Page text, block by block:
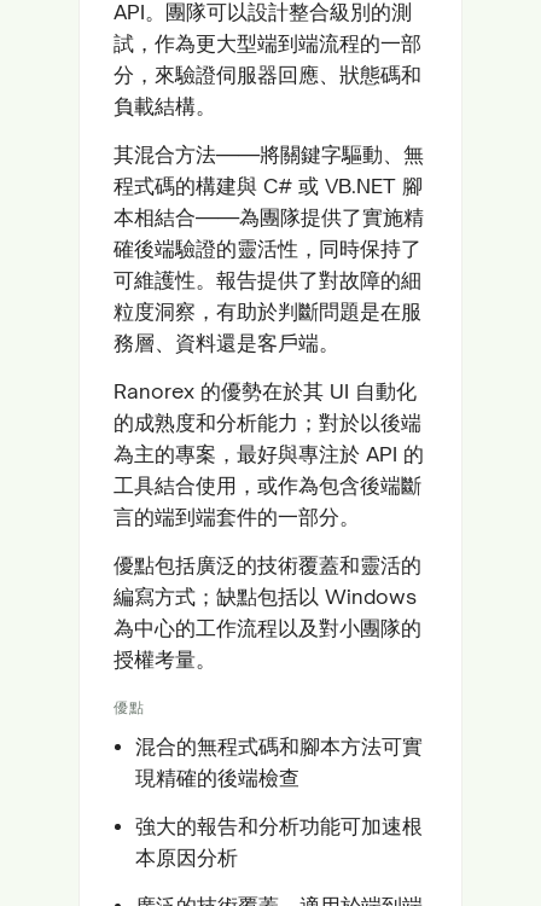
API。團隊可以設計整合級別的測
試，作為更大型端到端流程的一部
分，來驗證伺服器回應、狀態碼和
負載結構。
其混合方法——將關鍵字驅動、無
程式碼的構建與 C# 或 VB.NET 腳
本相結合——為團隊提供了實施精
確後端驗證的靈活性，同時保持了
可維護性。報告提供了對故障的細
粒度洞察，有助於判斷問題是在服
務層、資料還是客戶端。
Ranorex 的優勢在於其 UI 自動化
的成熟度和分析能力；對於以後端
為主的專案，最好與專注於 API 的
工具結合使用，或作為包含後端斷
言的端到端套件的一部分。
優點包括廣泛的技術覆蓋和靈活的
編寫方式；缺點包括以 Windows
為中心的工作流程以及對小團隊的
授權考量。
優點
混合的無程式碼和腳本方法可實
現精確的後端檢查
強大的報告和分析功能可加速根
本原因分析